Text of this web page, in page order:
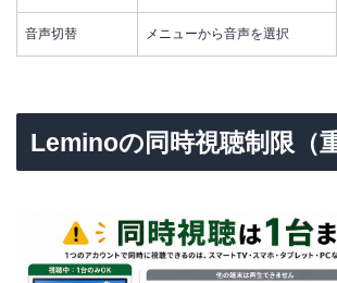
音声切替 メニューから音声を選択
Leminoの同時視聴制限（